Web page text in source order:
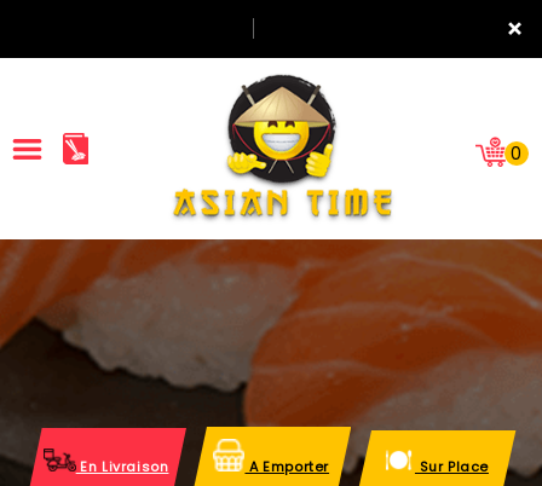
×
ACCUEIL
LA CARTE
VOS AVIS
0
En Livraison A Emporter Sur Place